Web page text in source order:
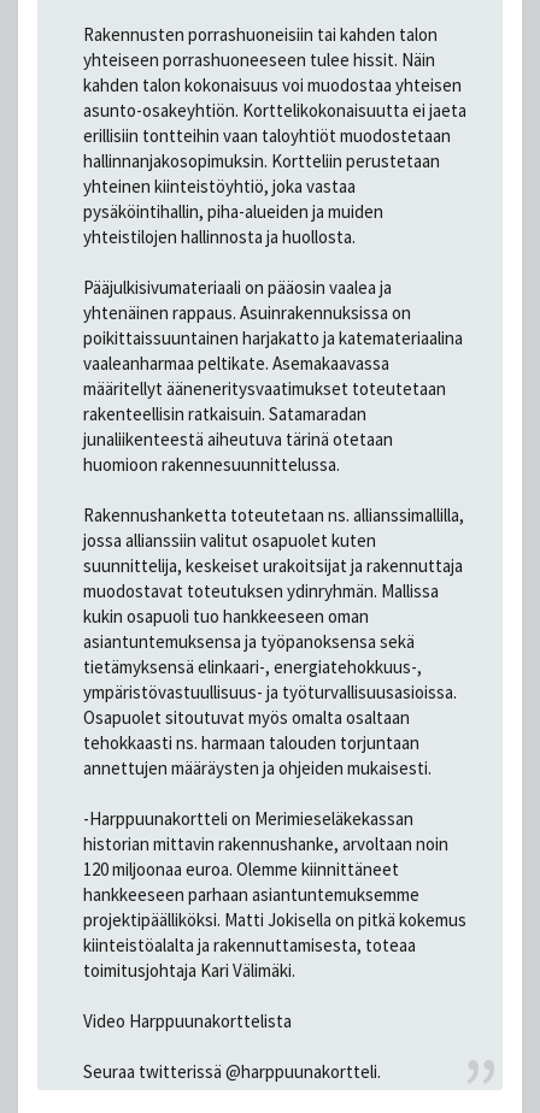
Rakennusten porrashuoneisiin tai kahden talon
yhteiseen porrashuoneeseen tulee hissit. Näin
kahden talon kokonaisuus voi muodostaa yhteisen
asunto-osakeyhtiön. Korttelikokonaisuutta ei jaeta
erillisiin tontteihin vaan taloyhtiöt muodostetaan
hallinnanjakosopimuksin. Kortteliin perustetaan
yhteinen kiinteistöyhtiö, joka vastaa
pysäköintihallin, piha-alueiden ja muiden
yhteistilojen hallinnosta ja huollosta.
Pääjulkisivumateriaali on pääosin vaalea ja
yhtenäinen rappaus. Asuinrakennuksissa on
poikittaissuuntainen harjakatto ja katemateriaalina
vaaleanharmaa peltikate. Asemakaavassa
määritellyt ääneneritysvaatimukset toteutetaan
rakenteellisin ratkaisuin. Satamaradan
junaliikenteestä aiheutuva tärinä otetaan
huomioon rakennesuunnittelussa.
Rakennushanketta toteutetaan ns. allianssimallilla,
jossa allianssiin valitut osapuolet kuten
suunnittelija, keskeiset urakoitsijat ja rakennuttaja
muodostavat toteutuksen ydinryhmän. Mallissa
kukin osapuoli tuo hankkeeseen oman
asiantuntemuksensa ja työpanoksensa sekä
tietämyksensä elinkaari-, energiatehokkuus-,
ympäristövastuullisuus- ja työturvallisuusasioissa.
Osapuolet sitoutuvat myös omalta osaltaan
tehokkaasti ns. harmaan talouden torjuntaan
annettujen määräysten ja ohjeiden mukaisesti.
-Harppuunakortteli on Merimieseläkekassan
historian mittavin rakennushanke, arvoltaan noin
120 miljoonaa euroa. Olemme kiinnittäneet
hankkeeseen parhaan asiantuntemuksemme
projektipäälliköksi. Matti Jokisella on pitkä kokemus
kiinteistöalalta ja rakennuttamisesta, toteaa
toimitusjohtaja Kari Välimäki.
Video Harppuunakorttelista
Seuraa twitterissä @harppuunakortteli.